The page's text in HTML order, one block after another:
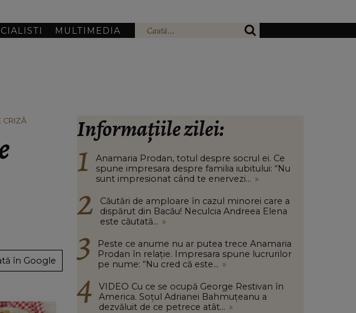
MULTIMEDIA
CRIZĂ
în Google
Informațiile zilei:
Anamaria Prodan, totul despre socrul ei. Ce
spune impresara despre familia iubitului: “Nu
sunt impresionat când te enervezi... »
Căutări de amploare în cazul minorei care a
dispărut din Bacău! Neculcia Andreea Elena
este căutată... »
Peste ce anume nu ar putea trece Anamaria
Prodan în relație. Impresara spune lucrurilor
pe nume: “Nu cred că este... »
VIDEO Cu ce se ocupă George Restivan în
America. Soțul Adrianei Bahmuțeanu a
dezvăluit de ce petrece atât... »